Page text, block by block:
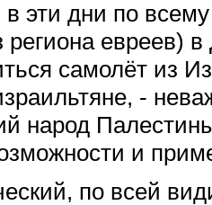
эти дни по
региона евреев)
самолёт из
-
народ
и
по всей